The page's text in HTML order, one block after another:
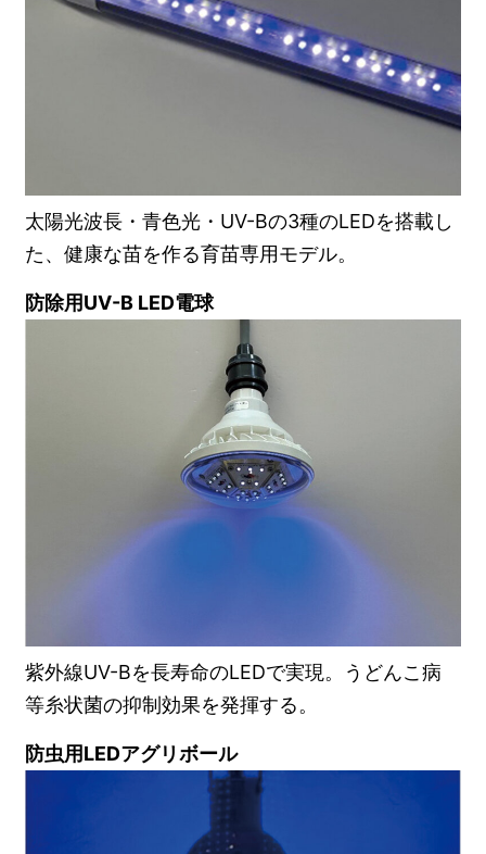
太陽光波長・青色光・UV-Bの3種のLEDを搭載し
た、健康な苗を作る育苗専用モデル。
防除用UV-B LED電球
紫外線UV-Bを長寿命のLEDで実現。うどんこ病
等糸状菌の抑制効果を発揮する。
防虫用LEDアグリボール